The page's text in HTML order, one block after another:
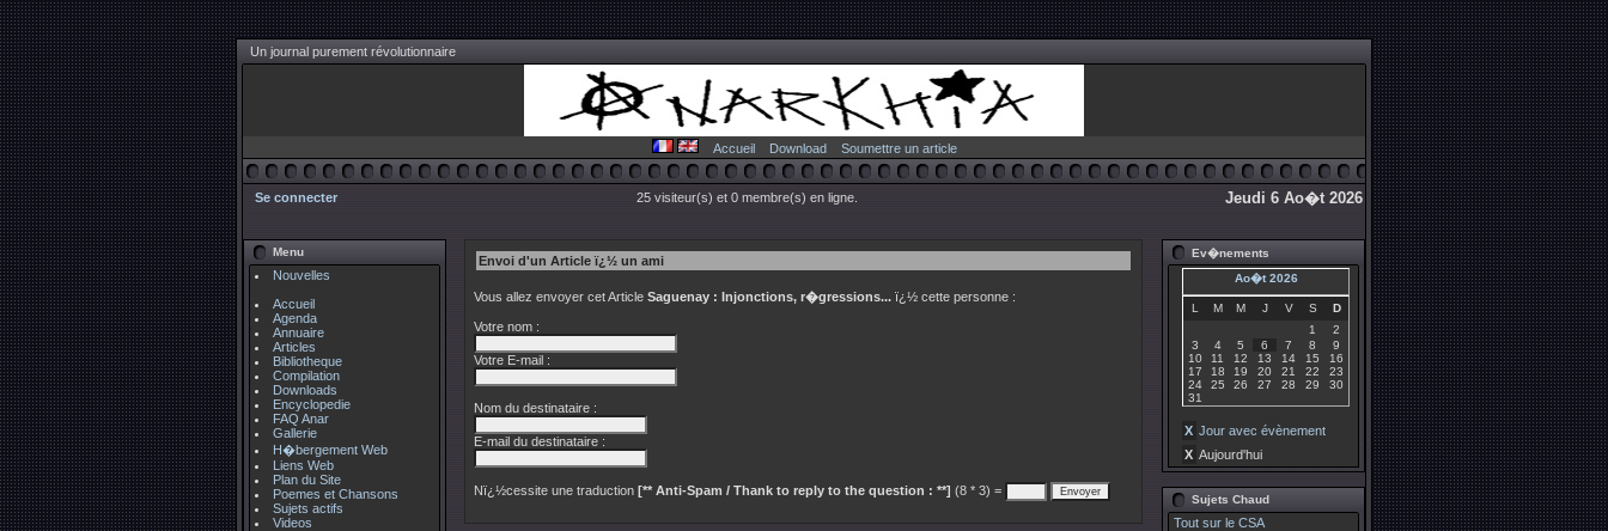
Un journal purement révolutionnaire
Accueil Download Soumettre un article
Se connecter 25 visiteur(s) et 0 membre(s) en ligne. Jeudi 6 Ao�t 2026
Menu
Nouvelles
Accueil
Agenda
Annuaire
Articles
Bibliotheque
Compilation
Downloads
Encyclopedie
FAQ Anar
Gallerie
H�bergement Web
Liens Web
Plan du Site
Poemes et Chansons
Sujets actifs
Videos
Envoi d'un Article ï¿½ un ami
Vous allez envoyer cet Article Saguenay : Injonctions, r�gressions... ï¿½ cette personne :
Votre nom :
Votre E-mail :
Nom du destinataire :
E-mail du destinataire :
Nï¿½cessite une traduction [** Anti-Spam / Thank to reply to the question : **] (8 * 3) =
Ev�nements
Ao�t 2026
L M M J V S
D
1
2
3
4 5 6 7 8
9
10
11 12 13 14 15
16
17
18 19 20 21 22
23
24
25 26 27 28 29
30
31
X Jour avec évènement
X Aujourd'hui
Sujets Chaud
Tout sur le CSA